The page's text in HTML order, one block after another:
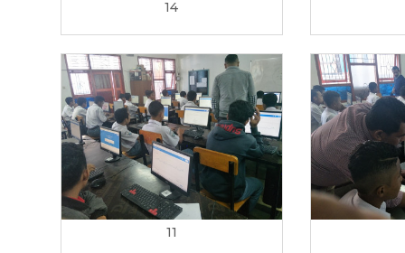
14
11